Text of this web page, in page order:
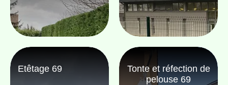
Etêtage 69
Tonte et réfection de
pelouse 69